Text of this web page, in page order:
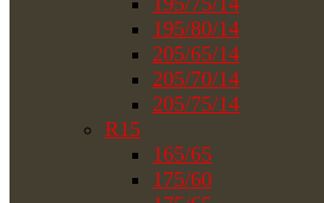
195/80/14
205/65/14
205/70/14
205/75/14
R15
165/65
175/60